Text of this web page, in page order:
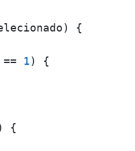
{
1) {
{